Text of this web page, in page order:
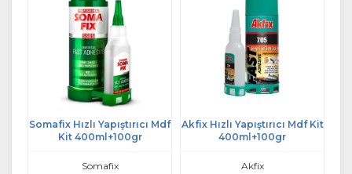
Somafix Hızlı Yapıştırıcı Mdf
Kit 400ml+100gr
Somafix
Akfix Hızlı Yapıştırıcı Mdf Kit
400ml+100gr
Akfix